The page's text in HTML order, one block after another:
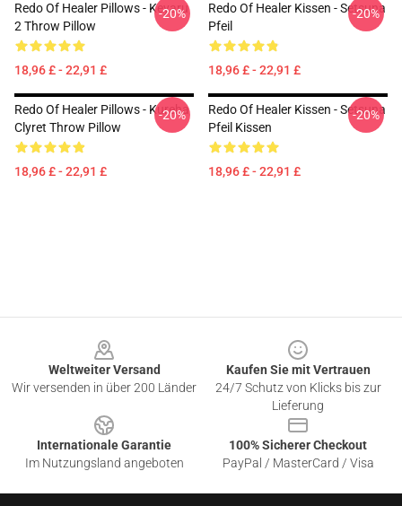
Redo Of Healer Pillows - Keyaru
2 Throw Pillow
18,96 £ - 22,91 £
-20%
Redo Of Healer Kissen - Setsuna
Pfeil
18,96 £ - 22,91 £
-20%
Redo Of Healer Pillows - Kureha
Clyret Throw Pillow
18,96 £ - 22,91 £
-20%
Redo Of Healer Kissen - Setsuna
Pfeil Kissen
18,96 £ - 22,91 £
-20%
Weltweiter Versand
Wir versenden in über 200 Länder
Kaufen Sie mit Vertrauen
24/7 Schutz von Klicks bis zur
Lieferung
Internationale Garantie
Im Nutzungsland angeboten
100% Sicherer Checkout
PayPal / MasterCard / Visa